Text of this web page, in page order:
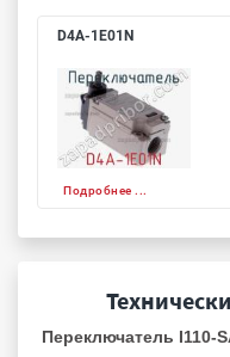
D4A-1E01N
Подробнее ...
Переключатель I110-